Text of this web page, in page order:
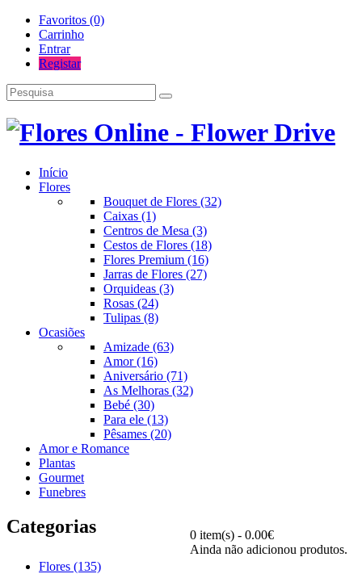
Favoritos (0)
Carrinho
Entrar
Registar
Início
Flores
Bouquet de Flores (32)
Caixas (1)
Centros de Mesa (3)
Cestos de Flores (18)
Flores Premium (16)
Jarras de Flores (27)
Orquideas (3)
Rosas (24)
Tulipas (8)
Ocasiões
Amizade (63)
Amor (16)
Aniversário (71)
As Melhoras (32)
Bebé (30)
Para ele (13)
Pêsames (20)
Amor e Romance
Plantas
Gourmet
Funebres
0 item(s) - 0.00€
Ainda não adicionou produtos.
Categorias
Flores (135)